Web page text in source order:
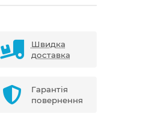
Швидка
доставка
Гарантія
повернення